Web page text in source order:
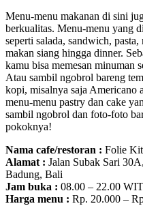
Menu-menu makanan di sini
berkualitas. Menu-menu yang
seperti salada, sandwich,
makan siang hingga dinner.
kamu bisa memesan minuman
Atau sambil ngobrol bareng
kopi, misalnya saja Americano
menu-menu pastry dan cake
sambil ngobrol dan foto-foto
pokoknya!
Nama cafe/restoran : Folie
Alamat : Jalan Subak Sari
Badung, Bali
Jam buka : 08.00 – 22.00
Harga menu : Rp. 20.000 –